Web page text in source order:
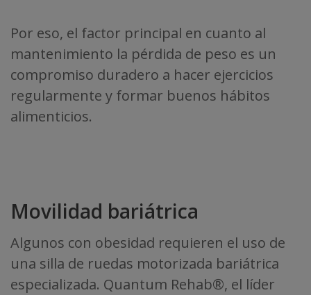
Por eso, el factor principal en cuanto al
mantenimiento la pérdida de peso es un
compromiso duradero a hacer ejercicios
regularmente y formar buenos hábitos
alimenticios.
Movilidad bariátrica
Algunos con obesidad requieren el uso de
una silla de ruedas motorizada bariátrica
especializada. Quantum Rehab®, el líder